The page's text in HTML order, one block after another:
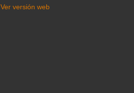
Ver versión web